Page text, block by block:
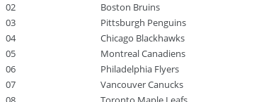
02
Boston Bruins
03
Pittsburgh Penguins
04
Chicago Blackhawks
05
Montreal Canadiens
06
Philadelphia Flyers
07
Vancouver Canucks